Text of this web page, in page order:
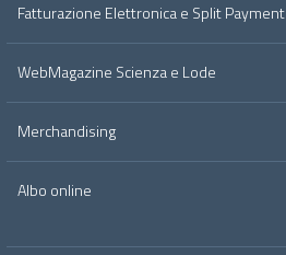
Fatturazione Elettronica e Split Payment
WebMagazine Scienza e Lode
Merchandising
Albo online